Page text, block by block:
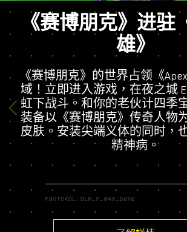
《赛博朋克》进驻
雄》
《赛博朋克》的世界占领《
域！立即进入游戏，在夜之城
虹下战斗。和你的老伙计四季
装备以《赛博朋克》传奇人物
皮肤。安装尖端义体的同时，
精神病。